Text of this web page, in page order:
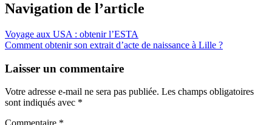
Navigation de l’article
Voyage aux USA : obtenir l’ESTA
Comment obtenir son extrait d’acte de naissance à Lille ?
Laisser un commentaire
Votre adresse e-mail ne sera pas publiée. Les champs obligatoires
sont indiqués avec *